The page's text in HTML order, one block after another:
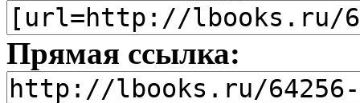
Прямая ссылка: